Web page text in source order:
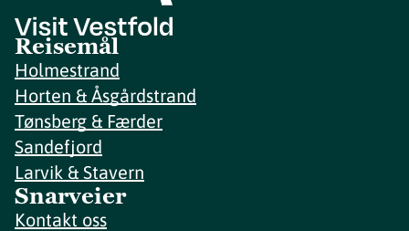
Reisemål
Holmestrand
Horten & Åsgårdstrand
Tønsberg & Færder
Sandefjord
Larvik & Stavern
Snarveier
Kontakt oss